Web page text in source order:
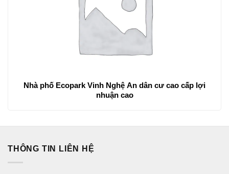
Nhà phố Ecopark Vinh Nghệ An dân cư cao cấp lợi
nhuận cao
THÔNG TIN LIÊN HỆ